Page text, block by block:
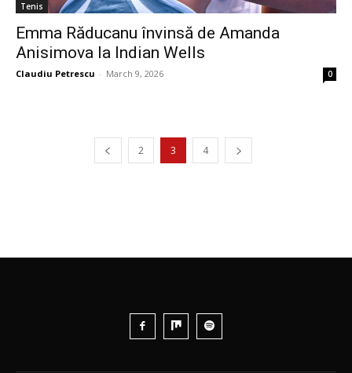
Tenis
Emma Răducanu învinsă de Amanda
Anisimova la Indian Wells
Claudiu Petrescu - March 9, 2026 0
2 3 4